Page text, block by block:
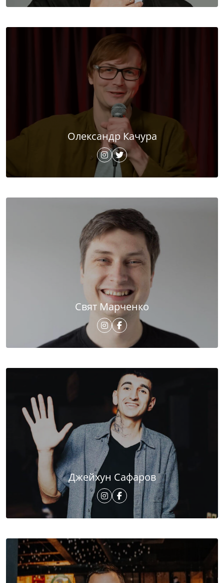
Олександр Качура
Свят Марченко
Джейхун Сафаров